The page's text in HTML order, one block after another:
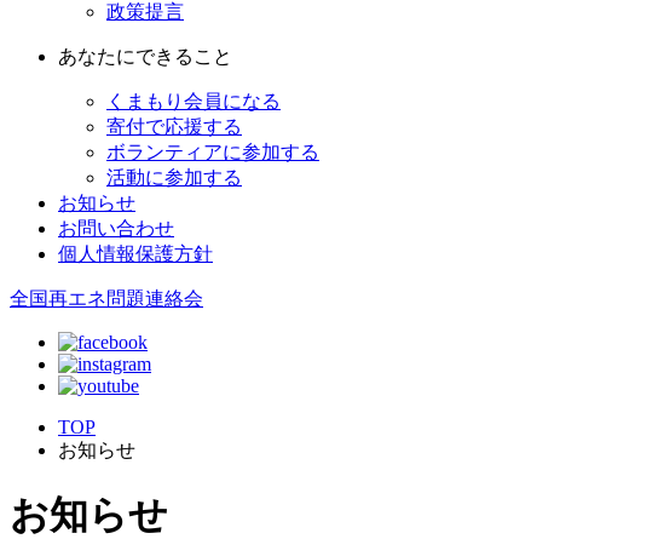
政策提言
あなたにできること
くまもり会員になる
寄付で応援する
ボランティアに参加する
活動に参加する
お知らせ
お問い合わせ
個人情報保護方針
全国再エネ問題連絡会
TOP
お知らせ
お知らせ